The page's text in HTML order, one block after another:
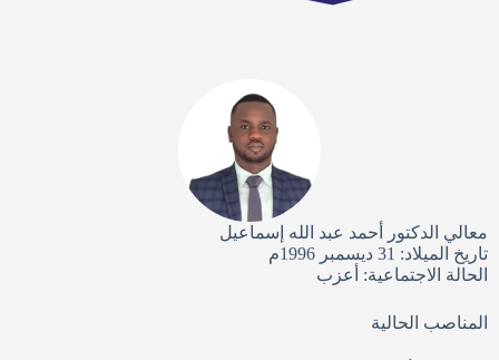
معالي الدكتور أحمد عبد الله إسماعيل
تاريخ الميلاد: 31 ديسمبر 1996م
الحالة الاجتماعية: أعزب
المناصب الحالية